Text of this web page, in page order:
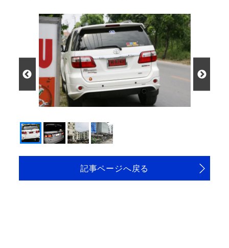
記事ページへ戻る